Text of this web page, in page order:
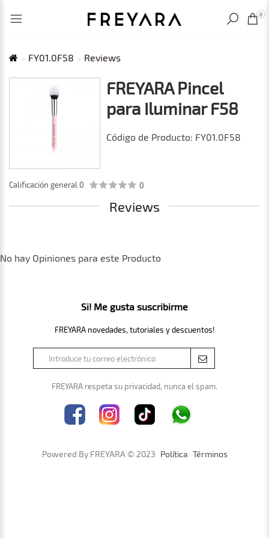
MXN
VISTO RECIENTEMENTE 0
FY01.0F58 Reviews
FREYARA Pincel
para Iluminar F58
Código de Producto: FY01.0F58
Calificación general 0 0
Reviews
No hay Opiniones para este Producto
Si! Me gusta suscribirme
FREYARA novedades, tutoriales y descuentos!
FREYARA respeta su privacidad, nunca el spam.
Powered By FREYARA © 2023 Política Términos